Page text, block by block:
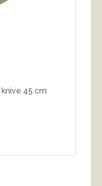
45 cm